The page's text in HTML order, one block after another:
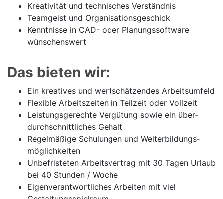
Kreativität und technisches Verständnis
Teamgeist und Organisations­geschick
Kenntnisse in CAD- oder Planungs­software
wünschenswert
Das bieten wir:
Ein kreatives und wert­schätzendes Arbeits­umfeld
Flexible Arbeitszeiten in Teilzeit oder Vollzeit
Leistungs­gerechte Vergütung sowie ein über­
durch­schnittliches Gehalt
Regelmäßige Schulungen und Weiter­bildungs­
möglich­keiten
Unbefristeten Arbeits­vertrag mit 30 Tagen Urlaub
bei 40 Stunden / Woche
Eigen­ver­antwortliches Arbeiten mit viel